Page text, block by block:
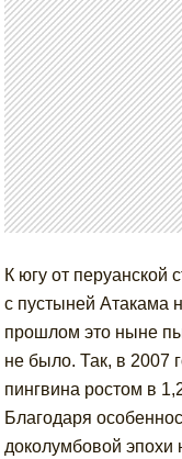
К югу от перуанской
с пустыней Атакама
прошлом это ныне
не было. Так, в 2007
пингвина ростом в
Благодаря
доколумбовой эпохи